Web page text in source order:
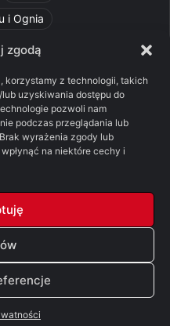
zgodą
korzystamy z technologii, takich
uzyskiwania dostępu do
pozwoli nam
podczas przeglądania lub
wyrażenia zgody lub
na niektóre cechy i
i Ognia
Pytania do maesterów
Silmarillion
SithFrog
Szalone Teorie
Wieści z Cytadeli
Reserved | FSGK.PL
YouTubeDiscord